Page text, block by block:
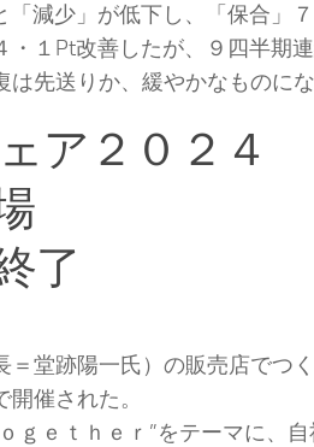
減少」が低下し、「保合」
１Pt改善したが、９四半期連
先送りか、緩やかなものに
ア２０２４
了
堂跡陽一氏）の販売店でつ
催された。
ｅｔｈｅｒ”をテーマに、